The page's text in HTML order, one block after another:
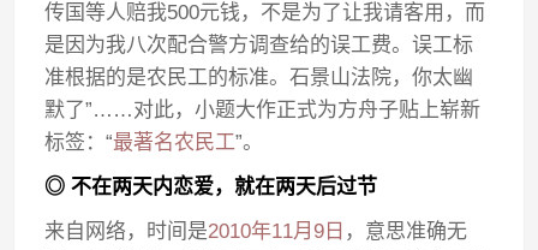
传国等人赔我500元钱，不是为了让我请客用，而
是因为我八次配合警方调查给的误工费。误工标
准根据的是农民工的标准。石景山法院，你太幽
默了”……对此，小题大作正式为方舟子贴上崭新
标签：“最著名农民工”。
◎ 不在两天内恋爱，就在两天后过节
来自网络，时间是2010年11月9日 ，意思准确无